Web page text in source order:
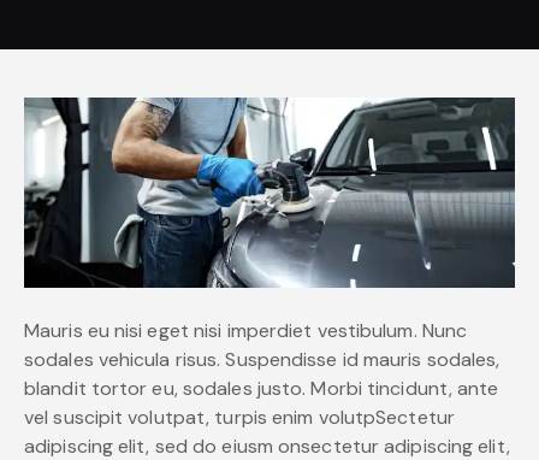
Mauris eu nisi eget nisi imperdiet vestibulum. Nunc
sodales vehicula risus. Suspendisse id mauris sodales,
blandit tortor eu, sodales justo. Morbi tincidunt, ante
vel suscipit volutpat, turpis enim volutpSectetur
adipiscing elit, sed do eiusm onsectetur adipiscing elit,